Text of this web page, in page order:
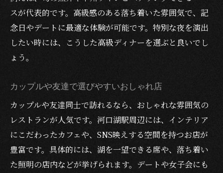
スが代表的です。高級感のある落ち着いた雰囲気で、記
念日やデートに最適な体験が可能です。特別な夜を演出
したい時には、こうした高級ディナーを選ぶと良いでし
ょう。
カップルや友達で選びやすいおしゃれ店
カップルや友達同士で訪れるなら、おしゃれな雰囲気の
レストランが人気です。河口湖駅周辺には、インテリア
にこだわったカフェや、SNS映えする空間を持つお店が
豊富です。具体的には、湖を一望できる席や、落ち着い
た照明の店内などが挙げられます。デートや女子会にも